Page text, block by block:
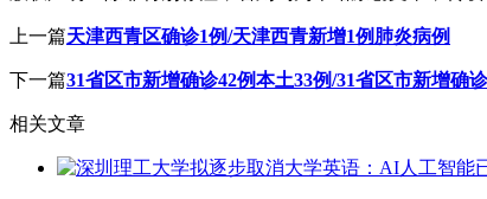
上一篇天津西青区确诊1例/天津西青新增1例肺炎病例
下一篇31省区市新增确诊42例本土33例/31省区市新增确
相关文章